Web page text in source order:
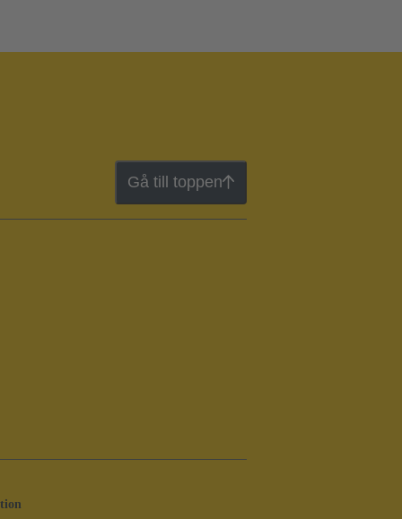
Gå till toppen